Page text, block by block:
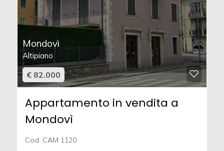
Mondovì
Altipiano
€ 82.000
Appartamento in vendita a
Mondovì
Cod. CAM 1120